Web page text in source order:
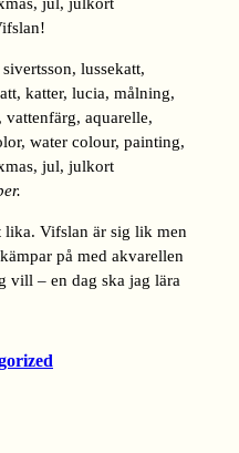
lika. Vifslan är sig lik men
på med akvarellen
vill – en dag ska jag lära